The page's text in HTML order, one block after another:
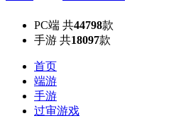
PC端 共44798款
手游 共18097款
首页
端游
手游
过审游戏